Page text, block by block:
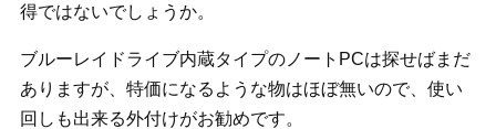
得ではないでしょうか。
ブルーレイドライブ内蔵タイプのノートPCは探せばまだ
ありますが、特価になるような物はほぼ無いので、使い
回しも出来る外付けがお勧めです。